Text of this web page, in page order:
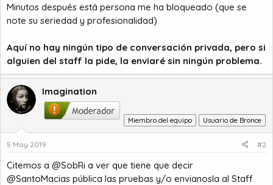
Minutos después está persona me ha bloqueado (que se
note su seriedad y profesionalidad)
Aquí no hay ningún tipo de conversación privada, pero si
alguien del staff la pide, la enviaré sin ningún problema.
Imagination
Miembro del equipo Usuario de Bronce
5 May 2019 #2
Citemos a @SobRi a ver que tiene que decir
@SantoMacias pública las pruebas y/o envianosla al Staff